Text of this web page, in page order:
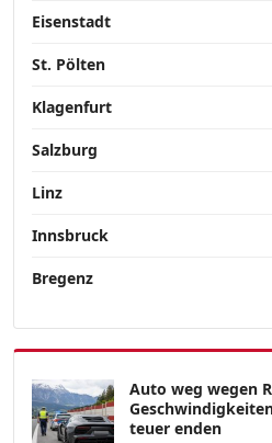
Eisenstadt
St. Pölten
Klagenfurt
Salzburg
Linz
Innsbruck
Bregenz
Auto weg wegen
teuer enden